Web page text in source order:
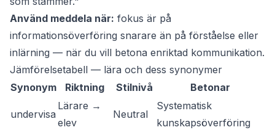
Använd meddela när: fokus är på
informationsöverföring snarare än på förståelse eller
inlärning — när du vill betona enriktad kommunikation.
Jämförelsetabell — lära och dess synonymer
Synonym
Riktning Stilnivå Betonar
undervisa
Lärare →
elev
Neutral
Systematisk
kunskapsöverföring